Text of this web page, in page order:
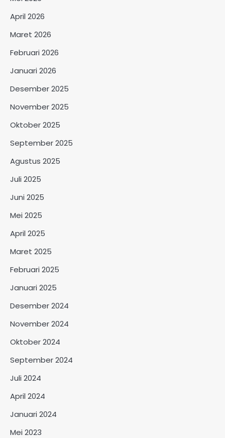
April 2026
Maret 2026
Februari 2026
Januari 2026
Desember 2025
November 2025
Oktober 2025
September 2025
Agustus 2025
Juli 2025
Juni 2025
Mei 2025
April 2025
Maret 2025
Februari 2025
Januari 2025
Desember 2024
November 2024
Oktober 2024
September 2024
Juli 2024
April 2024
Januari 2024
Mei 2023